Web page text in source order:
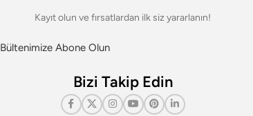
Kayıt olun ve fırsatlardan ilk siz yararlanın!
Bültenimize Abone Olun
Bizi Takip Edin